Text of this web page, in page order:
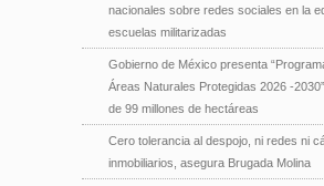
nacionales sobre redes sociales en la
escuelas militarizadas
Gobierno de México presenta
Áreas Naturales Protegidas 2026 -
de 99 millones de hectáreas
Cero tolerancia al despojo, ni redes ni
inmobiliarios, asegura Brugada Molina